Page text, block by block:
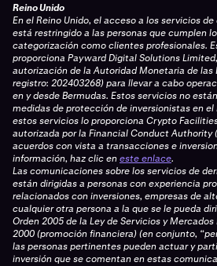
Reino Unido
En el Reino Unido, el acceso a los servicios
está restringido a las personas que cumplen
categorización como clientes profesionales.
proporciona Payward Digital Solutions
autorización de la Autoridad Monetaria de las
registro: 202403268) para llevar a cabo
en y desde Bermudas. Estos servicios no
medidas de protección de inversionistas en el
estos servicios lo proporciona Crypto
autorizada por la Financial Conduct Authority
acuerdos con vista a transacciones e
información, haz clic eneste enlace.
Las comunicaciones sobre los servicios de
están dirigidas a personas con experiencia
relacionados con inversiones, empresas de
cualquier otra persona a la que se le pueda
Orden 2005 de la Ley de Servicios y
2000 (promoción financiera) (en conjunto,
las personas pertinentes pueden actuar y
inversión que se comentan en estas